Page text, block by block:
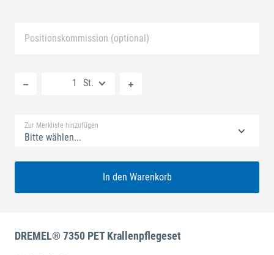
Positionskommission (optional)
St.
Zur Merkliste hinzufügen
Bitte wählen...
In den Warenkorb
DREMEL® 7350 PET Krallenpflegeset